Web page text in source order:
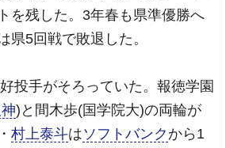
を残した。3年春も県準優勝へ
県5回戦で敗退した。
投手がそろっていた。報徳学園
)と間木歩(国学院大)の両輪が
村上泰斗はソフトバンクから1